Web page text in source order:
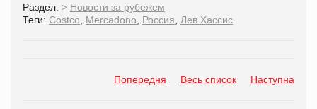
Раздел: > Новости за рубежем
Теги: Costco Mercadono Россия Лев Хассис
Попередня Весь список Наступна